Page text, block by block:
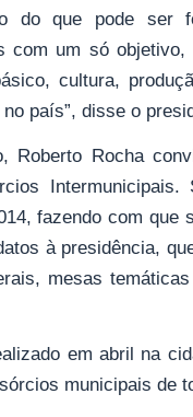
do que pode ser
com um só
cultura,
país”, disse o
Roberto Rocha
fazendo com
à presidência,
mesas
em abril na
municipais de